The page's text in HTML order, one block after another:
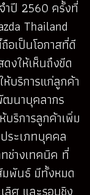
ำปี 2560 ครั้งที่
Thailand
อเป็นโอกาสที่ดี
งให้เห็นถึงขีด
บริการแก่ลูกค้า
ฒนาบุคลากร
ริการลูกค้าเพิ่ม
ระเภทบุคคล
ช่างเทคนิค ที่
มพันธ์ มีทั้งหมด